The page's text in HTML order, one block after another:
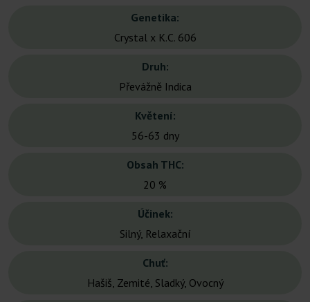
Genetika:
Crystal x K.C. 606
Druh:
Převážně Indica
Květení:
56-63 dny
Obsah THC:
20 %
Účinek:
Silný, Relaxační
Chuť:
Hašiš, Zemité, Sladký, Ovocný